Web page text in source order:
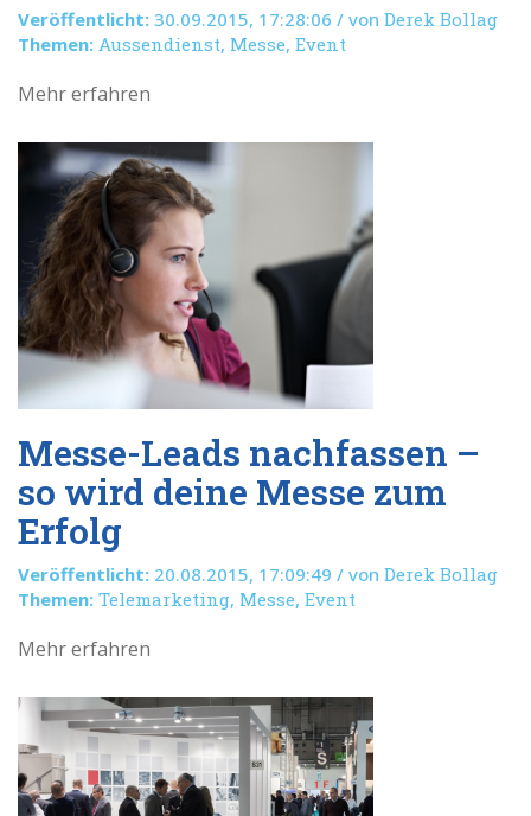
Veröffentlicht: 30.09.2015, 17:28:06 / von Derek Bollag
Themen: Aussendienst, Messe, Event
Mehr erfahren
Messe-Leads nachfassen –
so wird deine Messe zum
Erfolg
Veröffentlicht: 20.08.2015, 17:09:49 / von Derek Bollag
Themen: Telemarketing, Messe, Event
Mehr erfahren